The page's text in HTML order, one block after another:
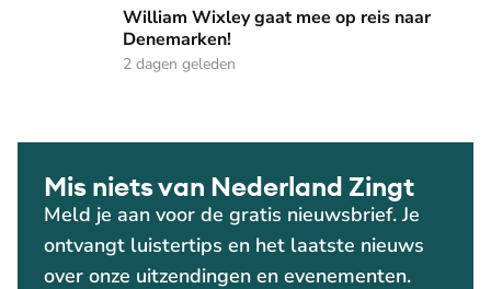
William Wixley gaat mee op reis naar Denemarken!
William Wixley gaat mee op reis naar
Denemarken!
2 dagen geleden
Mis niets van Nederland Zingt
Meld je aan voor de gratis nieuwsbrief. Je
ontvangt luistertips en het laatste nieuws
over onze uitzendingen en evenementen.